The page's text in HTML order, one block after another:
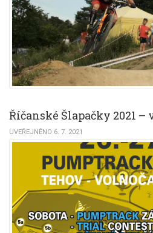
Říčanské Šlapačky 2021 –
UVEŘEJNĚNO 6. 7. 2021